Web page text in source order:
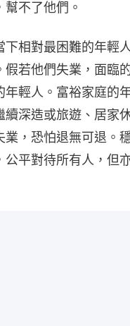
不了他們。
下相對最困難的年輕
假若他們失業，面臨
年輕人。富裕家庭的
續深造或旅遊、居家
業，恐怕退無可退。
公平對待所有人，但